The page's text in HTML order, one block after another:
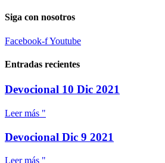
Siga con nosotros
Facebook-fYoutube
Entradas recientes
Devocional 10 Dic 2021
Leer más "
Devocional Dic 9 2021
Leer más "